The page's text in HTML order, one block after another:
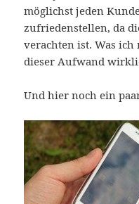
möglichst jeden
zufriedenstellen, da
verachten ist. Was
dieser Aufwand
Und hier noch ein